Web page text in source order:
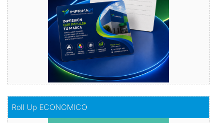
Comprar
Roll Up ECONOMICO
Comprar